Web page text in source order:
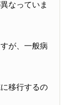
なっていま
が、一般病
移行するの